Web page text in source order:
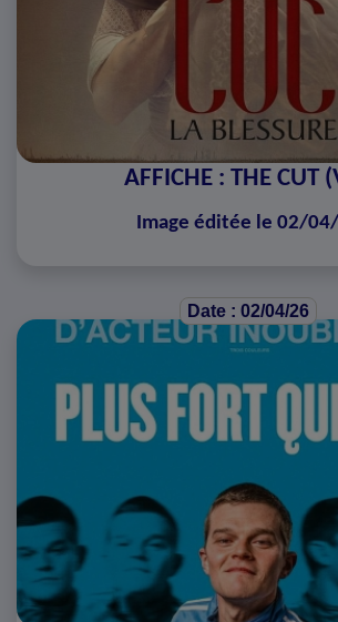
AFFICHE : THE CUT
Image éditée le 02/
Date : 02/04/26